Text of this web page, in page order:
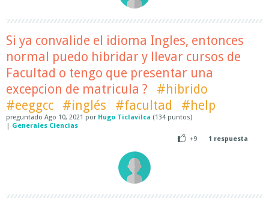
Si ya convalide el idioma Ingles, entonces
normal puedo hibridar y llevar cursos de
Facultad o tengo que presentar una
excepcion de matricula ?
#hibrido
#eeggcc
#inglés #facultad #help
preguntado Ago 10, 2021 por Hugo Ticlavilca (134 puntos)
| Generales Ciencias
+9
1 respuesta